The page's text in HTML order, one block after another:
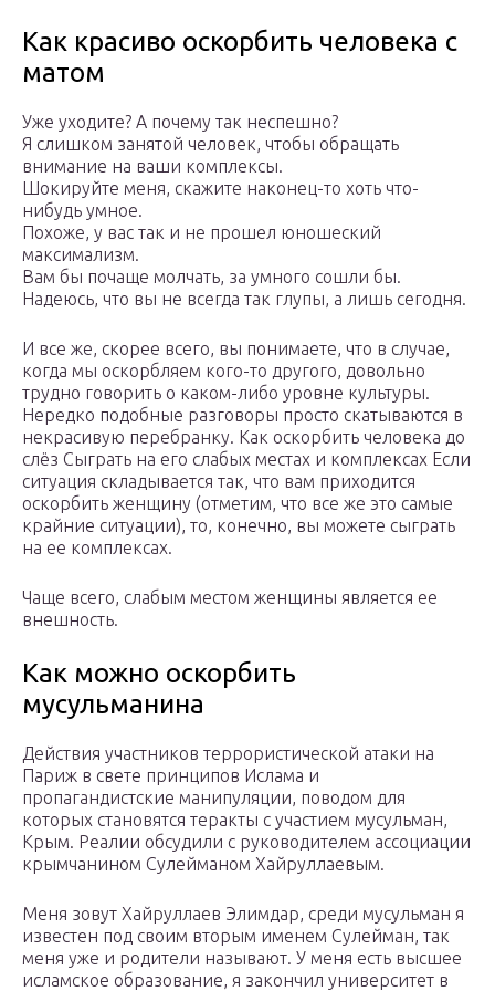
Как красиво оскорбить человека с
матом
Уже уходите? А почему так неспешно?
Я слишком занятой человек, чтобы обращать
внимание на ваши комплексы.
Шокируйте меня, скажите наконец-то хоть что-
нибудь умное.
Похоже, у вас так и не прошел юношеский
максимализм.
Вам бы почаще молчать, за умного сошли бы.
Надеюсь, что вы не всегда так глупы, а лишь сегодня.
И все же, скорее всего, вы понимаете, что в случае,
когда мы оскорбляем кого-то другого, довольно
трудно говорить о каком-либо уровне культуры.
Нередко подобные разговоры просто скатываются в
некрасивую перебранку. Как оскорбить человека до
слёз Сыграть на его слабых местах и комплексах Если
ситуация складывается так, что вам приходится
оскорбить женщину (отметим, что все же это самые
крайние ситуации), то, конечно, вы можете сыграть
на ее комплексах.
Чаще всего, слабым местом женщины является ее
внешность.
Как можно оскорбить
мусульманина
Действия участников террористической атаки на
Париж в свете принципов Ислама и
пропагандистские манипуляции, поводом для
которых становятся теракты с участием мусульман,
Крым. Реалии обсудили с руководителем ассоциации
крымчанином Сулейманом Хайруллаевым.
Меня зовут Хайруллаев Элимдар, среди мусульман я
известен под своим вторым именем Сулейман, так
меня уже и родители называют. У меня есть высшее
исламское образование, я закончил университет в